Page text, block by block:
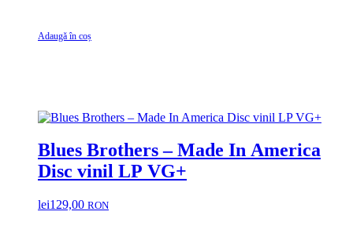
Adaugă în coș
Blues Brothers – Made In America
Disc vinil LP VG+
lei129,00 RON